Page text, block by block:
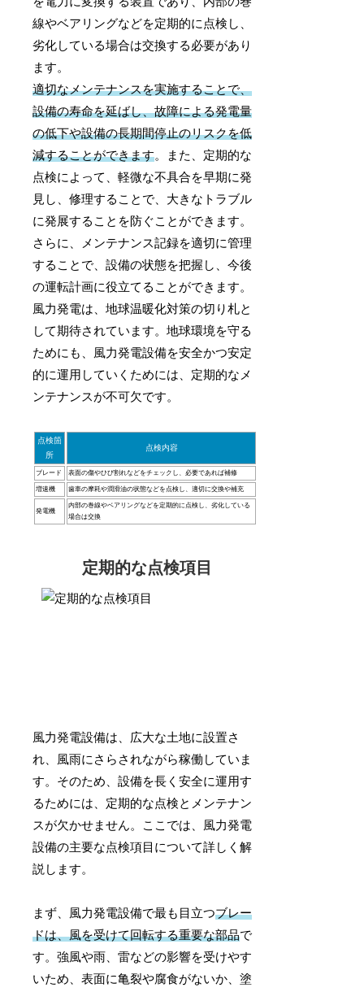
線やベアリングなどを定期的に点検し、
劣化している場合は交換する必要があり
ます。
適切なメンテナンスを実施することで、
設備の寿命を延ばし、故障による発電量
の低下や設備の長期間停止のリスクを低
減することができます。また、定期的な
点検によって、軽微な不具合を早期に発
見し、修理することで、大きなトラブル
に発展することを防ぐことができます。
さらに、メンテナンス記録を適切に管理
することで、設備の状態を把握し、今後
の運転計画に役立てることができます。
風力発電は、地球温暖化対策の切り札と
して期待されています。地球環境を守る
ためにも、風力発電設備を安全かつ安定
的に運用していくためには、定期的なメ
ンテナンスが不可欠です。
点検箇
所
点検内容
ブレード 表面の傷やひび割れなどをチェックし、必要であれば補修
増速機 歯車の摩耗や潤滑油の状態などを点検し、適切に交換や補充
発電機
内部の巻線やベアリングなどを定期的に点検し、劣化している
場合は交換
定期的な点検項目
風力発電設備は、広大な土地に設置さ
れ、風雨にさらされながら稼働していま
す。そのため、設備を長く安全に運用す
るためには、定期的な点検とメンテナン
スが欠かせません。ここでは、風力発電
設備の主要な点検項目について詳しく解
説します。
まず、風力発電設備で最も目立つブレー
ドは、風を受けて回転する重要な部品で
す。強風や雨、雷などの影響を受けやす
いため、表面に亀裂や腐食がないか、塗